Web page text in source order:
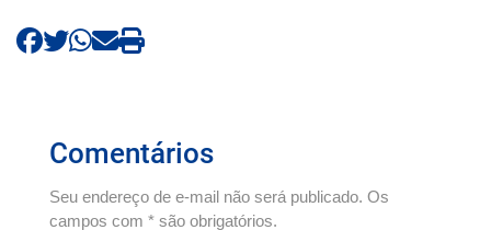
Comentários
Seu endereço de e-mail não será publicado. Os
campos com * são obrigatórios.